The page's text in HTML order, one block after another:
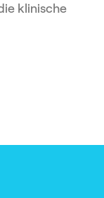
klinische